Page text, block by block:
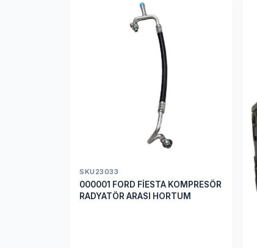
SKU23033
000001 FORD FİESTA KOMPRESÖR
RADYATÖR ARASI HORTUM